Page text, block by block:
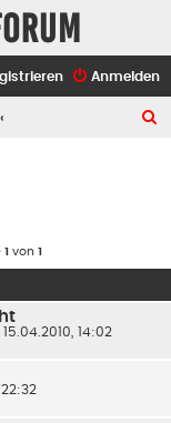
Anmelden
1 von 1
15.04.2010, 14:02